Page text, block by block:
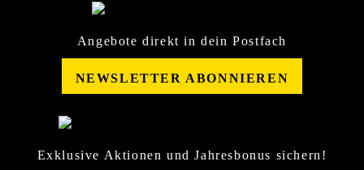
Angebote direkt in dein Postfach
NEWSLETTER ABONNIEREN
Exklusive Aktionen und Jahresbonus sichern!